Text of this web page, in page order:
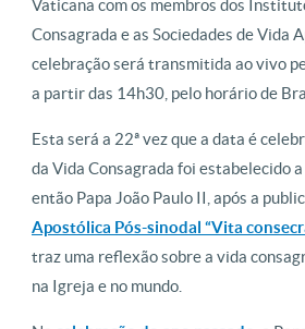
Vaticana com os membros dos
Consagrada e as Sociedades de Vida
celebração será transmitida ao vivo
a partir das 14h30, pelo horário de
Esta será a 22ª vez que a data é
da Vida Consagrada foi estabelecido
então Papa João Paulo II, após a
Apostólica Pós-sinodal “Vita
traz uma reflexão sobre a vida
na Igreja e no mundo.